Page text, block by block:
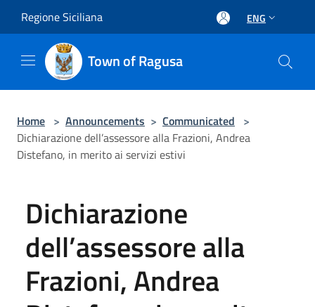
Regione Siciliana ENG
Town of Ragusa
Home > Announcements > Communicated >
Dichiarazione dell’assessore alla Frazioni, Andrea
Distefano, in merito ai servizi estivi
Dichiarazione
dell’assessore alla
Frazioni, Andrea